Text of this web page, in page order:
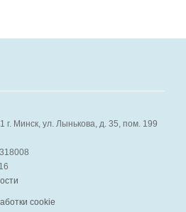
г. Минск, ул. Лынькова, д. 35, пом. 199
cookie